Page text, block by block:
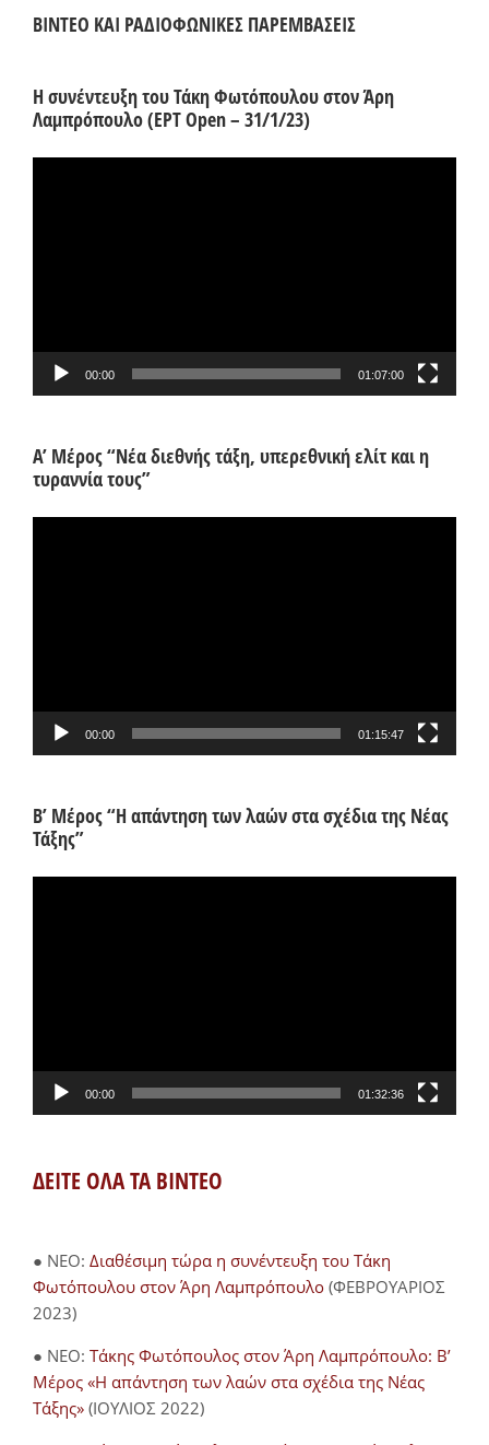
ΒΙΝΤΕΟ ΚΑΙ ΡΑΔΙΟΦΩΝΙΚΕΣ ΠΑΡΕΜΒΑΣΕΙΣ
Η συνέντευξη του Τάκη Φωτόπουλου στον Άρη
Λαμπρόπουλο (ΕΡΤ Open – 31/1/23)
00:00 01:07:00
Α’ Μέρος “Νέα διεθνής τάξη, υπερεθνική ελίτ και η
τυραννία τους”
00:00 01:15:47
Β’ Μέρος “Η απάντηση των λαών στα σχέδια της Νέας
Τάξης”
00:00 01:32:36
ΔΕΙΤΕ ΟΛΑ ΤΑ ΒΙΝΤΕΟ
● NEO: Διαθέσιμη τώρα η συνέντευξη του Τάκη
Φωτόπουλου στον Άρη Λαμπρόπουλο (ΦΕΒΡΟΥΑΡΙΟΣ
2023)
● NEO: Τάκης Φωτόπουλος στον Άρη Λαμπρόπουλο: Β’
Μέρος «Η απάντηση των λαών στα σχέδια της Νέας
Τάξης» (ΙΟΥΛΙΟΣ 2022)